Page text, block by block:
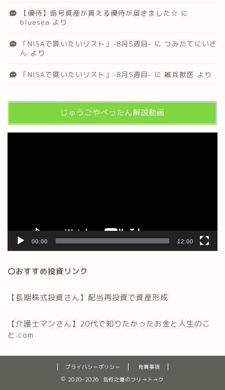
【優待】暗号資産が貰える優待が届きました☆ に
bluesea より
「NISAで買いたいリスト」-8月5週目- に つみたてにいさ
ん より
「NISAで買いたいリスト」-8月5週目- に 雑兵獣医 より
じゅうごやぺったん解説動画
00:00 12:00
〇おすすめ投資リンク
【長期株式投資さん】配当再投資で資産形成
【介護士マンさん】20代で知りたかったお金と人生のこ
と.com
プライバシーポリシー
免責事項
2020–2026 気侭之優のフリ→ト→ク